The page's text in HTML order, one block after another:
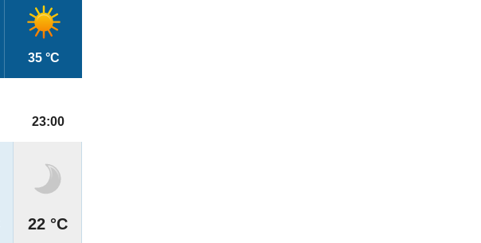
35 °C
23:00
22 °C